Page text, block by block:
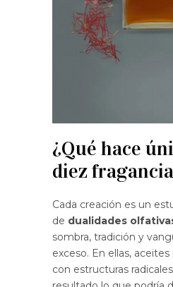
¿Qué hace
diez
Cada creación es un
de dualidades
sombra, tradición y
exceso. En ellas,
con estructuras